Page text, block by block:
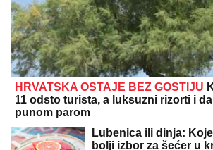
HRVATSKA OSTAJE BEZ GOSTIJU
11 odsto turista, a luksuzni rizorti i
punom parom
Lubenica ili dinja:
bolji izbor za šećer u